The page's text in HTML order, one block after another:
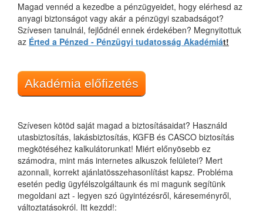
Magad vennéd a kezedbe a pénzügyeidet, hogy elérhesd az
anyagi biztonságot vagy akár a pénzügyi szabadságot?
Szívesen tanulnál, fejlődnél ennek érdekében? Megnyitottuk
az Érted a Pénzed - Pénzügyi tudatosság Akadémiát!
Akadémia előfizetés
Szívesen kötöd saját magad a biztosításaidat? Használd
utasbiztosítás, lakásbiztosítás, KGFB és CASCO biztosítás
megkötéséhez kalkulátorunkat! Miért előnyösebb ez
számodra, mint más internetes alkuszok felületei? Mert
azonnali, korrekt ajánlatösszehasonlítást kapsz. Probléma
esetén pedig ügyfélszolgáltaunk és mi magunk segítünk
megoldani azt - legyen szó ügyintézésről, káreseményről,
változtatásokról. Itt kezdd!: